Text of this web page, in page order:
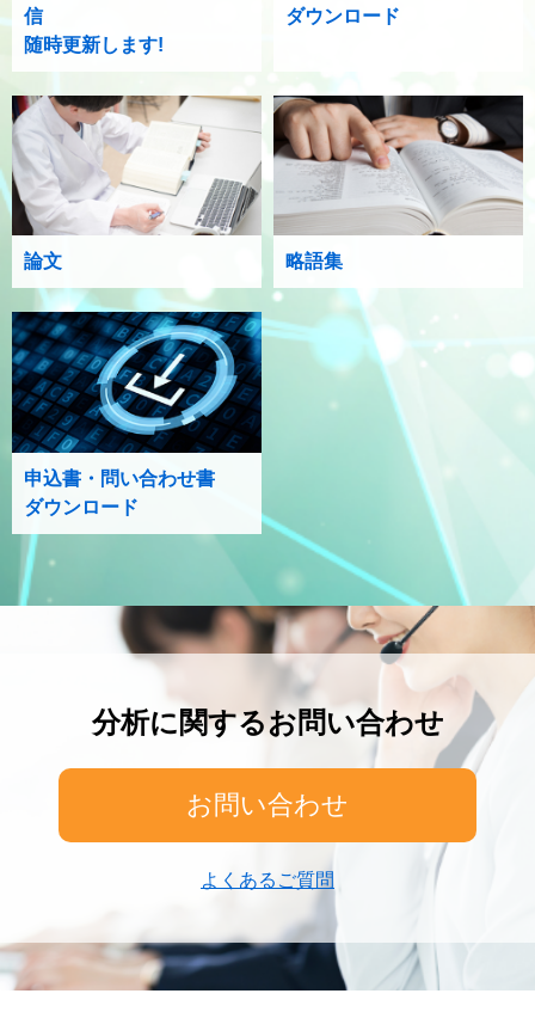
信
随時更新します!
ダウンロード
論文 略語集
申込書・問い合わせ書
ダウンロード
分析に関するお問い合わせ
お問い合わせ
よくあるご質問